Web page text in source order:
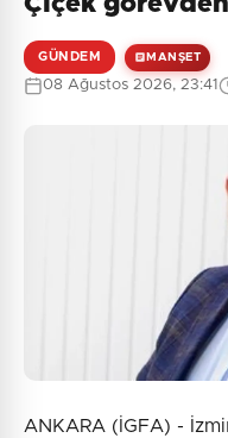
GÜNDEM MANŞET
08 Ağustos 2026, 23:41
ANKARA (İGFA) -